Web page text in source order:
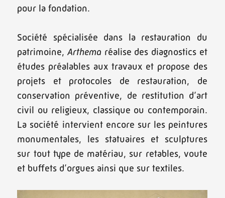
pour la fondation.
Société spécialisée dans la restauration du
patrimoine,Arthema réalise des diagnostics et
études préalables aux travaux et propose des
projets et protocoles de restauration, de
conservation préventive, de restitution d’art
civil ou religieux, classique ou contemporain.
La société intervient encore sur les peintures
monumentales, les statuaires et sculptures
sur tout type de matériau, sur retables, voute
et buffets d’orgues ainsi que sur textiles.